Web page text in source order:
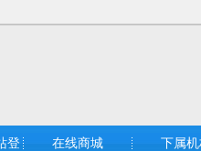
登 在线商城 下属机